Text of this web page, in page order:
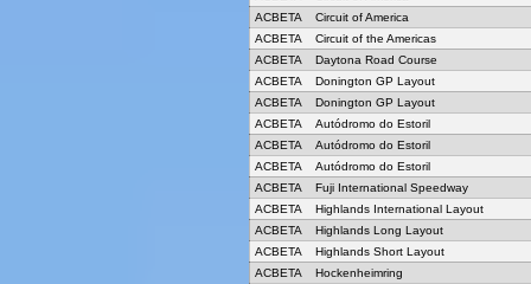
ACBETA
Circuit of America
ACBETA
Circuit of the Americas
ACBETA
Daytona Road Course
ACBETA
Donington GP Layout
ACBETA
Donington GP Layout
ACBETA
Autódromo do Estoril
ACBETA
Autódromo do Estoril
ACBETA
Autódromo do Estoril
ACBETA
Fuji International Speedway
ACBETA
Highlands International Layout
ACBETA
Highlands Long Layout
ACBETA
Highlands Short Layout
ACBETA
Hockenheimring